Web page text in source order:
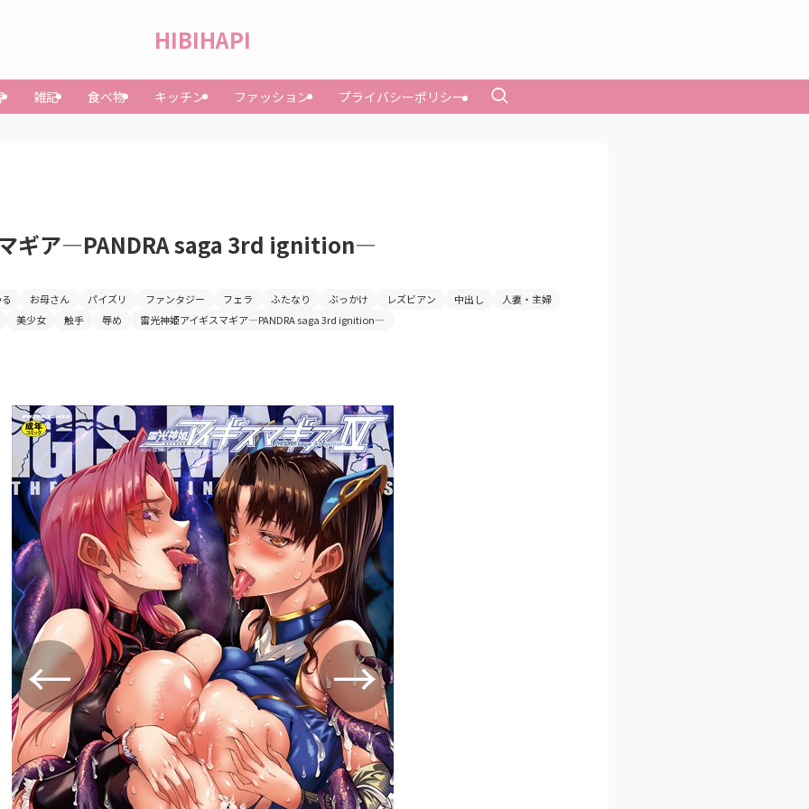
HIBIHAPI
雑記 食べ物 キッチン ファッション プライバシーポリシー
ギア―PANDRA saga 3rd ignition―
お母さん パイズリ ファンタジー フェラ ふたなり ぶっかけ レズビアン 中出し
人妻・主婦
美少女
触手 辱め 雷光神姫アイギスマギア―PANDRA saga 3rd ignition―